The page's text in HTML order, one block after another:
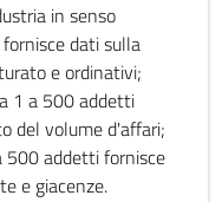
in senso
dati sulla
e ordinativi;
1 a 500 addetti
del volume d'affari;
500 addetti fornisce
e giacenze.